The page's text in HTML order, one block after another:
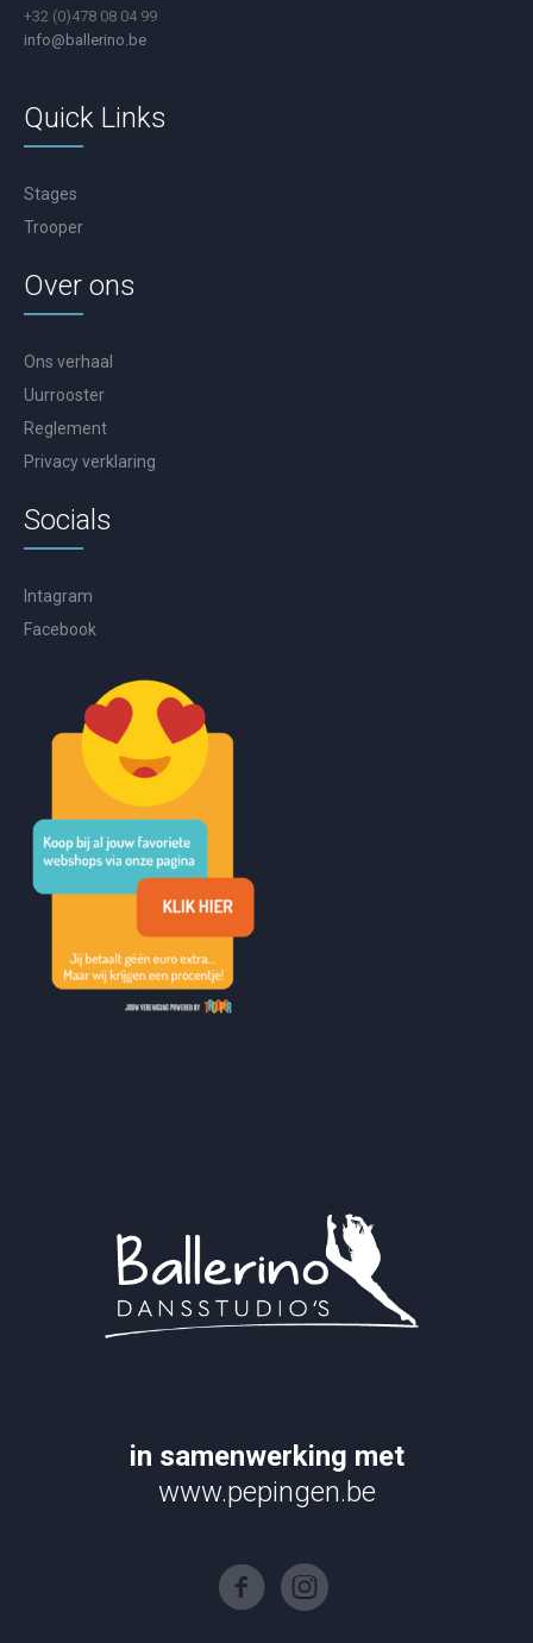
+32 (0)478 08 04 99
info@ballerino.be
Quick Links
Stages
Trooper
Over ons
Ons verhaal
Uurrooster
Reglement
Privacy verklaring
Socials
Intagram
Facebook
in samenwerking met
www.pepingen.be